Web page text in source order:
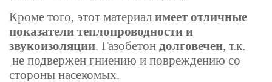
Кроме того, этот материал имеет отличные
показатели теплопроводности и
звукоизоляции. Газобетон долговечен, т.к.
не подвержен гниению и повреждению со
стороны насекомых.